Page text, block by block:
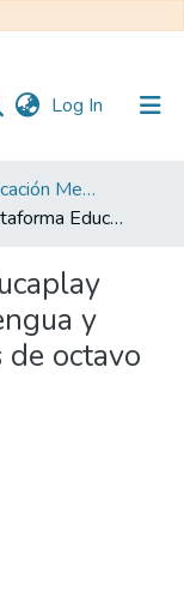
Log In (current)
Maestría en Educación Mención en Pedagogía en Entornos Digitales
Uso de la plataforma Educaplay para el aprendizaje de Lengua y Literatura en estudiantes de octavo grado
y
octavo